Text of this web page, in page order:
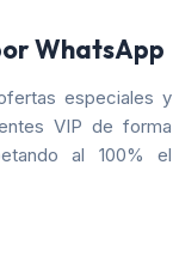
WhatsApp
especiales y
VIP de forma
al 100% el